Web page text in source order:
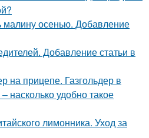
малину осенью. Добавление
Добавление статьи в
на прицепе. Газгольдер в
насколько удобно такое
лимонника. Уход за